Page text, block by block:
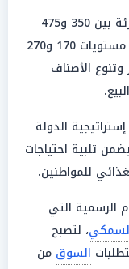
وختاماً، تراوح كيلو الدنيس في محلات التجزئة بين 350 و475
جنيهاً، بينما تراوح كيلو سمك القاروص بين مستويات 170 و270
الأصناف
الدولة
تلبية احتياجات
للمواطنين.
الرسمية التي
، لتصبح
السوق من